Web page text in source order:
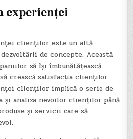
experienței
clienților este un altă
de concepte. Această
să își îmbunătățească
crească satisfacția clienților.
clienților implică o serie de
și analiza nevoilor clienților până
și servicii care să